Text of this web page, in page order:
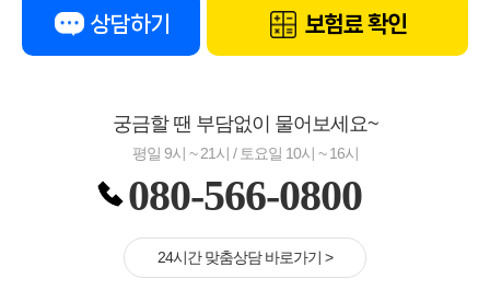
상담하기 보험료 확인
궁금할 땐 부담없이 물어보세요~
평일 9시 ~ 21시 / 토요일 10시 ~ 16시
080-566-0800
24시간 맞춤상담 바로가기 >